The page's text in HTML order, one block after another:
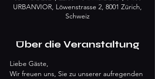
URBANVIOR, Löwenstrasse 2, 8001 Zürich,
Schweiz
Über die Veranstaltung
Liebe Gäste,
Wir freuen uns, Sie zu unserer aufregenden